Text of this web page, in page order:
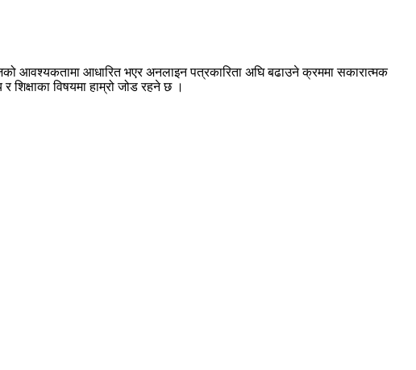
आवश्यकतामा आधारित भएर अनलाइन पत्रकारिता अघि बढाउने क्रममा सकारात्मक
शिक्षाका विषयमा हाम्रो जोड रहने छ ।